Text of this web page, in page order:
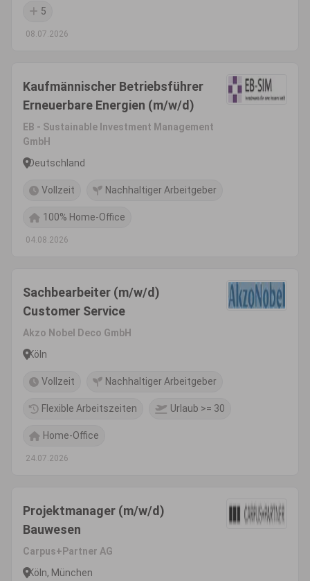
5
08.07.2026
Kaufmännischer Betriebsführer
Erneuerbare Energien (m/w/d)
EB - Sustainable Investment Management
GmbH
Deutschland
Vollzeit Nachhaltiger Arbeitgeber
100% Home-Office
04.08.2026
Sachbearbeiter (m/w/d)
Customer Service
Akzo Nobel Deco GmbH
Köln
Vollzeit Nachhaltiger Arbeitgeber
Flexible Arbeitszeiten Urlaub >= 30
Home-Office
24.07.2026
Projektmanager (m/w/d)
Bauwesen
Carpus+Partner AG
Köln, München